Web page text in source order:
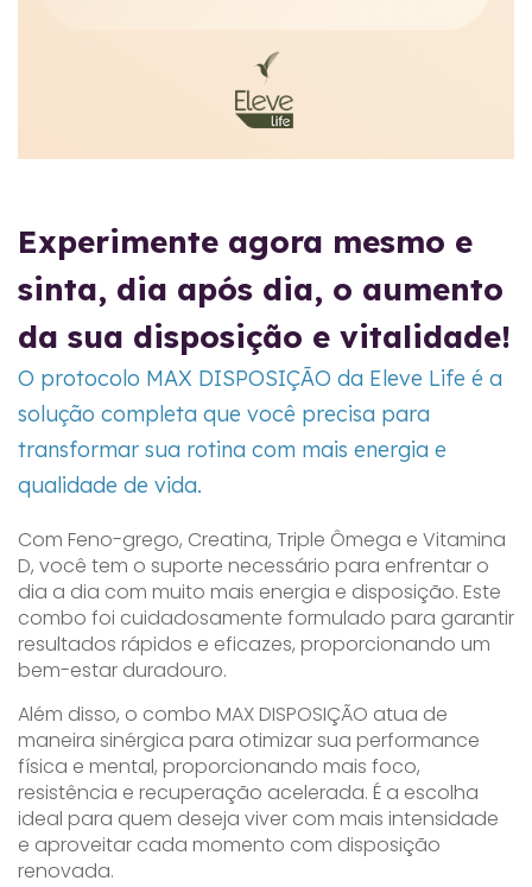
Experimente agora mesmo e
sinta, dia após dia, o aumento
da sua disposição e vitalidade!
O protocolo MAX DISPOSIÇÃO da Eleve Life é a
solução completa que você precisa para
transformar sua rotina com mais energia e
qualidade de vida.
Com Feno-grego, Creatina, Triple Ômega e Vitamina
D, você tem o suporte necessário para enfrentar o
dia a dia com muito mais energia e disposição. Este
combo foi cuidadosamente formulado para garantir
resultados rápidos e eficazes, proporcionando um
bem-estar duradouro.
Além disso, o combo MAX DISPOSIÇÃO atua de
maneira sinérgica para otimizar sua performance
física e mental, proporcionando mais foco,
resistência e recuperação acelerada. É a escolha
ideal para quem deseja viver com mais intensidade
e aproveitar cada momento com disposição
renovada.